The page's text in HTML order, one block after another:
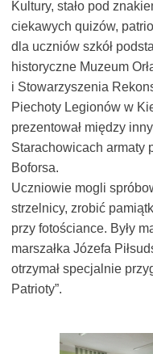
Kultury, stało pod
ciekawych quizów,
dla uczniów szkół
historyczne Muzeum
i Stowarzyszenia
Piechoty Legionów w
prezentował między
Starachowicach armaty
Boforsa.
Uczniowie mogli
strzelnicy, zrobić
przy fotościance. Były
marszałka Józefa
otrzymał specjalnie
Patrioty”.